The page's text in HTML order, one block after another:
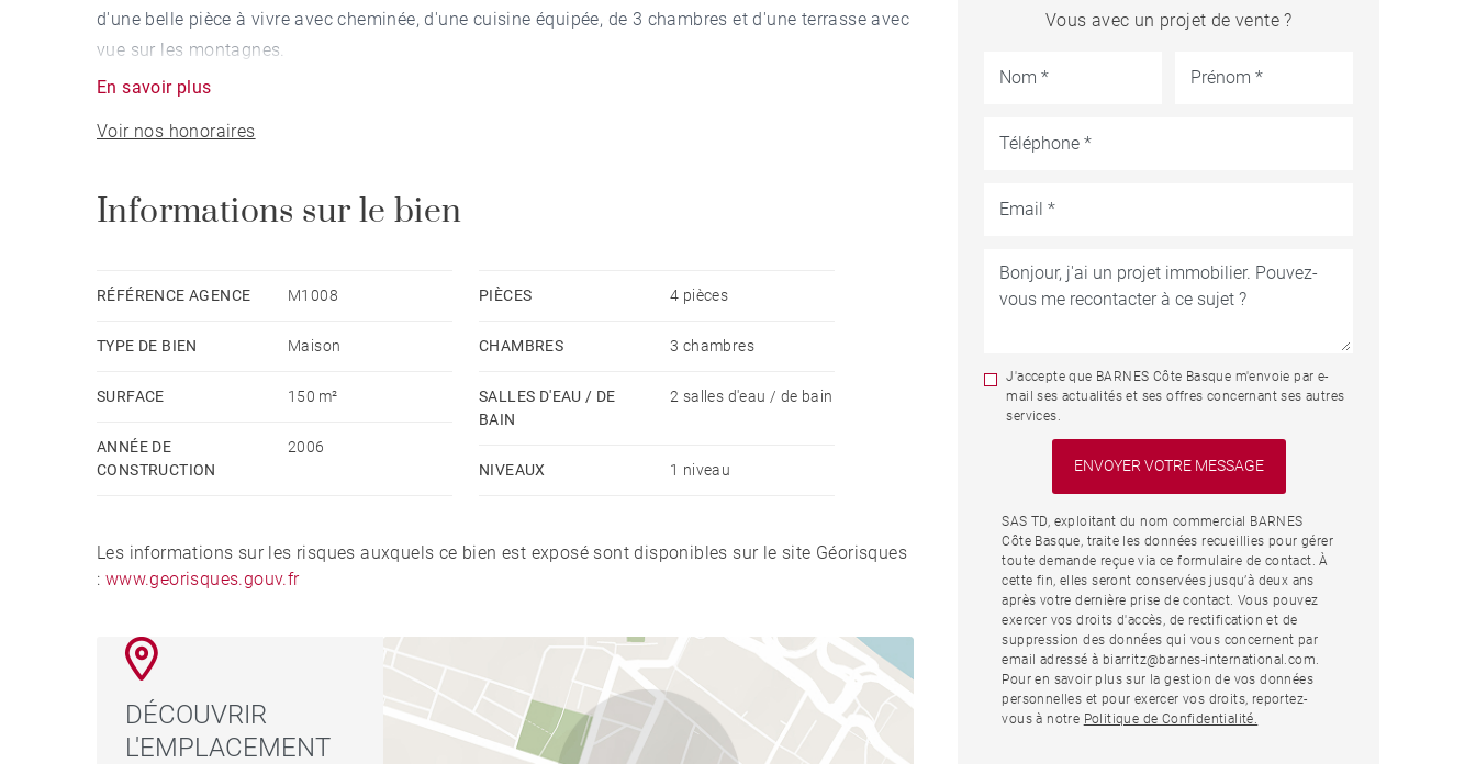
d'une belle pièce à vivre avec cheminée, d'une cuisine équipée, de 3 chambres et d'une terrasse avec
vue sur les montagnes.
En savoir plus
Voir nos honoraires
Informations sur le bien
RÉFÉRENCE AGENCE M1008
TYPE DE BIEN Maison
SURFACE 150 m²
ANNÉE DE
CONSTRUCTION
2006
PIÈCES 4 pièces
CHAMBRES 3 chambres
SALLES D'EAU / DE
BAIN
2 salles d'eau / de bain
NIVEAUX 1 niveau
Les informations sur les risques auxquels ce bien est exposé sont disponibles sur le site Géorisques
: www.georisques.gouv.fr
DÉCOUVRIR
L'EMPLACEMENT
Vous avec un projet de vente ?
J'accepte que BARNES Côte Basque m'envoie par e-
mail ses actualités et ses offres concernant ses autres
services.
SAS TD, exploitant du nom commercial BARNES
Côte Basque, traite les données recueillies pour gérer
toute demande reçue via ce formulaire de contact. À
cette fin, elles seront conservées jusqu’à deux ans
après votre dernière prise de contact. Vous pouvez
exercer vos droits d'accès, de rectification et de
suppression des données qui vous concernent par
email adressé à biarritz@barnes-international.com.
Pour en savoir plus sur la gestion de vos données
personnelles et pour exercer vos droits, reportez-
vous à notre Politique de Confidentialité.